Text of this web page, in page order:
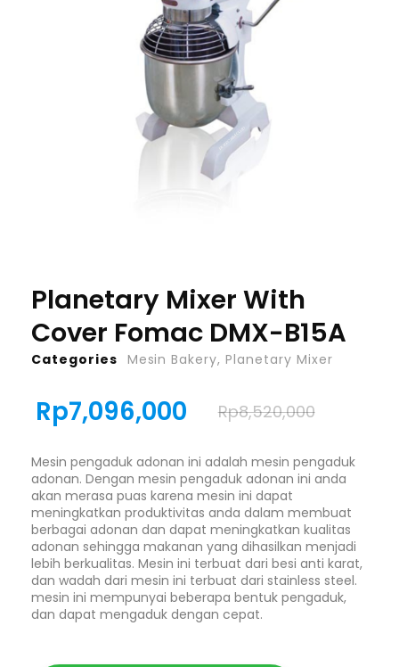
Planetary Mixer With
Cover Fomac DMX-B15A
Rp7,096,000 Rp8,520,000
Mesin pengaduk adonan ini adalah mesin pengaduk
adonan. Dengan mesin pengaduk adonan ini anda
akan merasa puas karena mesin ini dapat
meningkatkan produktivitas anda dalam membuat
berbagai adonan dan dapat meningkatkan kualitas
adonan sehingga makanan yang dihasilkan menjadi
lebih berkualitas. Mesin ini terbuat dari besi anti karat,
dan wadah dari mesin ini terbuat dari stainless steel.
mesin ini mempunyai beberapa bentuk pengaduk,
dan dapat mengaduk dengan cepat.
Categories Mesin Bakery,Planetary Mixer